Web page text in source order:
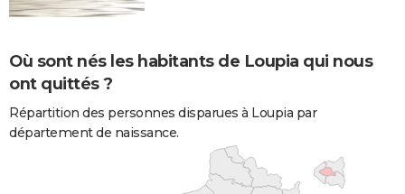
Où sont nés les habitants de Loupia qui nous
ont quittés ?
Répartition des personnes disparues à Loupia par
département de naissance.